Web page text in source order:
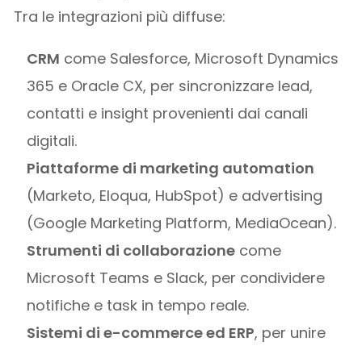
Tra le integrazioni più diffuse:
CRM come Salesforce, Microsoft Dynamics
365 e Oracle CX, per sincronizzare lead,
contatti e insight provenienti dai canali
digitali.
Piattaforme di marketing automation
(Marketo, Eloqua, HubSpot) e advertising
(Google Marketing Platform, MediaOcean).
Strumenti di collaborazione come
Microsoft Teams e Slack, per condividere
notifiche e task in tempo reale.
Sistemi di e-commerce ed ERP, per unire